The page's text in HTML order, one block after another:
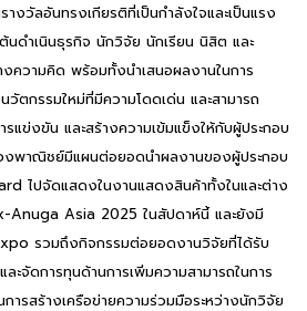
วัลอันทรงเกียรติที่เป็นกำลังใจและเป็นแรง
นดำเนินธุรกิจ นักวิจัย นักเรียน นิสิต และ
ความคิด พร้อมทั้งนำเสนอผลงานในการ
ตกรรมใหม่ที่มีความโดดเด่น และสามารถ
แข่งขัน และสร้างความเข้มแข็งให้กับผู้ประกอบ
งพาณิชย์มีแผนต่อยอดนำผลงานของผู้ประกอบ
ไปจัดแสดงในงานแสดงสินค้าทั้งในและต่าง
Anuga Asia 2025 ในสัปดาห์นี้ และยังมี
รวมถึงกิจกรรมต่อยอดงานวิจัยที่ได้รับ
ะจัดการทุนด้านการเพิ่มความสามารถในการ
ารสร้างเครือข่ายความร่วมมือระหว่างนักวิจัย